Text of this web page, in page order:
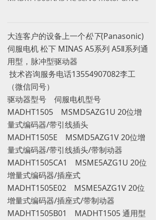
大连客户的设备上一个‌松下(Panasonic)
伺服电机 松下 MINAS A5系列 A5Ⅱ系列通
用型，脉冲型驱动器
技术咨询服务电话13554907082李工
（微信同号）
驱动器型号 伺服电机型号
MADHT1505 MSMD5AZG1U 20位增
量式编码器/带引线插头
MADHT1505E MSMD5AZG1V 20位增
量式编码器/带引线插头/带制动器
MADHT1505CA1 MSME5AZG1U 20位
增量式编码器/插座式
MADHT1505E02 MSME5AZG1V 20位
增量式编码器/插座式/带制动器
MADHT1505B01 MADHT1505 通用型